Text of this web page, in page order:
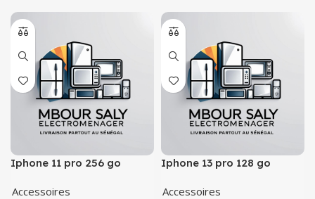
Iphone 11 pro 256 go
Accessoires
Iphone 13 pro 128 go
Accessoires